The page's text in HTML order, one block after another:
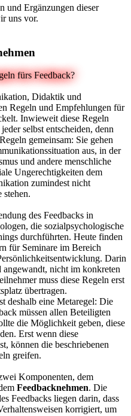
und Ergänzungen dieser
uns vor.
fürs Feedback?
Didaktik und
Regeln und Empfehlungen für
Inwieweit diese Regeln
selbst entscheiden, denn
gemeinsam: Sie gehen
aus, in der
und andere menschliche
Ungerechtigkeiten dem
zumindest nicht
stehen.
des Feedbacks in
die sozialpsychologische
durchführten. Heute finden
für Seminare im Bereich
Darin
angewandt, nicht im konkreten
muss diese Regeln erst
übertragen.
deshalb eine Metaregel: Die
müssen allen Beteiligten
die Möglichkeit geben, diese
Erst wenn diese
können die beschriebenen
greifen.
Komponenten, dem
Feedbacknehmen. Die
Feedbacks liegen darin, dass
korrigiert, um